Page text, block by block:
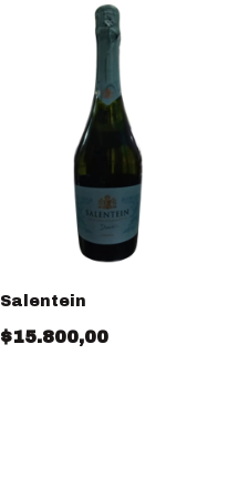
Salentein
$15.800,00